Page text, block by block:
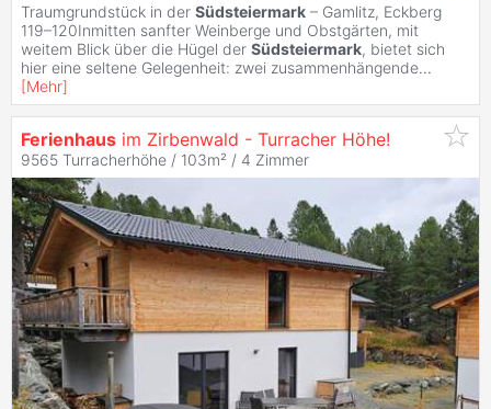
Traumgrundstück in der Südsteiermark – Gamlitz, Eckberg
119–120Inmitten sanfter Weinberge und Obstgärten, mit
weitem Blick über die Hügel der Südsteiermark, bietet sich
hier eine seltene Gelegenheit: zwei zusammenhängende...
[Mehr]
Ferienhaus im Zirbenwald - Turracher Höhe!
9565 Turracherhöhe / 103m² / 4 Zimmer